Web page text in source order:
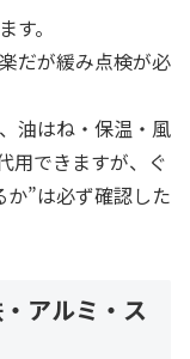
。
だが緩み点検が必
油はね・保温・風
用できますが、ぐ
”は必ず確認した
アルミ・ス